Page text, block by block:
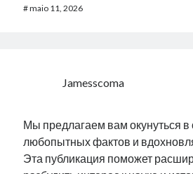
#maio 11, 2026
Jamesscoma
Мы предлагаем вам окунуться в
любопытных фактов и
Эта публикация поможет